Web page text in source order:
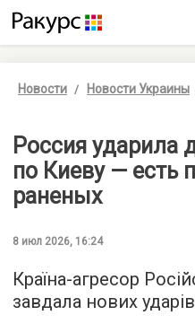
Новости Новости Украины
Россия ударила
по Киеву — есть
раненых
8 июл 2026, 16:24
Країна-агресор
завдала нових